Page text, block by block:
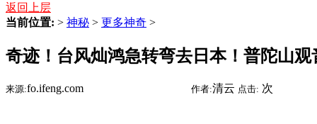
返回上层
当前位置: > 神秘 > 更多神奇 >
奇迹！台风灿鸿急转弯去日本！普陀山观
来源:fo.ifeng.com 作者:清云 点击: 次